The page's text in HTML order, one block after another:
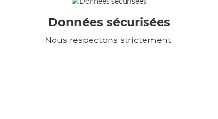
Données sécurisées
Nous respectons strictement